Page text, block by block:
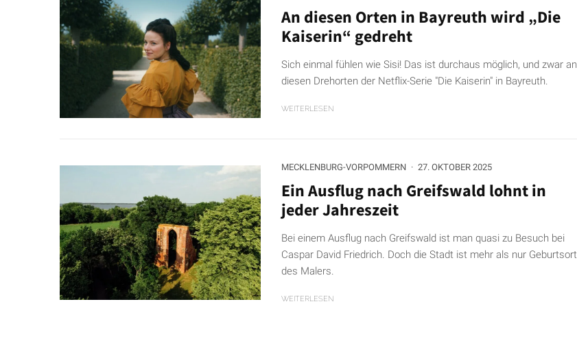
An diesen Orten in Bayreuth wird „Die
Kaiserin“ gedreht
Sich einmal fühlen wie Sisi! Das ist durchaus möglich, und zwar an
diesen Drehorten der Netflix-Serie "Die Kaiserin" in Bayreuth.
WEITERLESEN
MECKLENBURG-VORPOMMERN · 27. OKTOBER 2025
Ein Ausflug nach Greifswald lohnt in
jeder Jahreszeit
Bei einem Ausflug nach Greifswald ist man quasi zu Besuch bei
Caspar David Friedrich. Doch die Stadt ist mehr als nur Geburtsort
des Malers.
WEITERLESEN